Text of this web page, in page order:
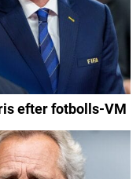
efter fotbolls-VM